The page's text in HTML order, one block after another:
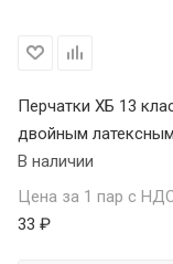
Перчатки ХБ 13
двойным
В наличии
Цена за 1 пар с
33 ₽